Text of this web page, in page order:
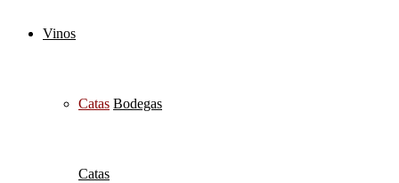
Vinos
Catas Bodegas
Catas